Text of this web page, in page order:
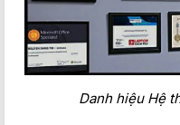
Danh hiệu Hệ